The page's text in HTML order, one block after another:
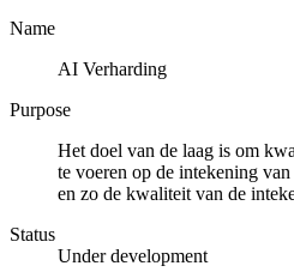
Name
AI Verharding
Purpose
Het doel van de laag is om
te voeren op de intekening
en zo de kwaliteit van de
Status
Under development